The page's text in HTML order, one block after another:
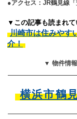
●アクセス：JR鶴見線
▼この記事も読まれて
川崎市は住みやす
介！
▼ 物件情
横浜市鶴